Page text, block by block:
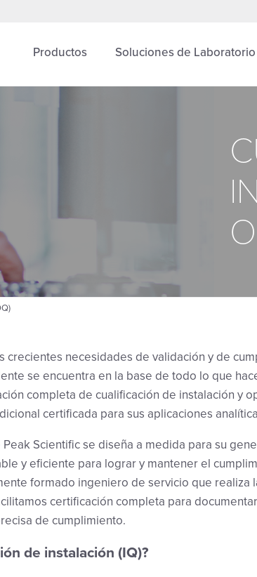
Productos Soluciones de Laboratorio
crecientes necesidades de validación y de
se encuentra en la base de todo lo que
completa de cualificación de instalación y
certificada para sus aplicaciones
Scientific se diseña a medida para su
y eficiente para lograr y mantener el
formado ingeniero de servicio que realiza
certificación completa para
de cumplimiento.
de instalación (IQ)?